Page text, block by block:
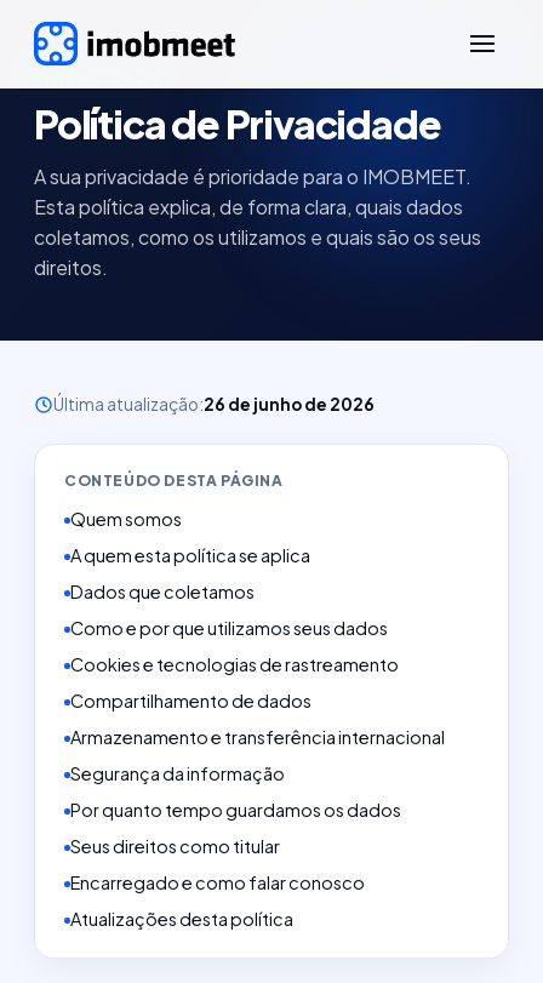
Política de Privacidade
A sua privacidade é prioridade para o IMOBMEET.
Esta política explica, de forma clara, quais dados
coletamos, como os utilizamos e quais são os seus
direitos.
Última atualização:26 de junho de 2026
CONTEÚDO DESTA PÁGINA
Quem somos
A quem esta política se aplica
Dados que coletamos
Como e por que utilizamos seus dados
Cookies e tecnologias de rastreamento
Compartilhamento de dados
Armazenamento e transferência internacional
Segurança da informação
Por quanto tempo guardamos os dados
Seus direitos como titular
Encarregado e como falar conosco
Atualizações desta política